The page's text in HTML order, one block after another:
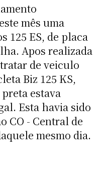
mês uma
125 ES, de placa
Apos realizada
de veiculo
Biz 125 KS,
estava
Esta havia sido
CO - Central de
mesmo dia.